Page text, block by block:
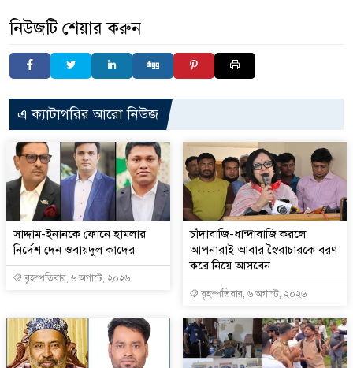
নিউজটি শেয়ার করুন
এ ক্যাটাগরির আরো নিউজ
সাদ্দাম-ইনানকে ফোনে হামলার
নির্দেশ দেন ওবায়দুল কাদের
বৃহস্পতিবার, ৬ অগাস্ট, ২০২৬
চাঁদাবাজি-ধান্দাবাজি করলে
আপনারাই আবার স্বৈরাচারকে বরণ
করে নিয়ে আসবেন
বৃহস্পতিবার, ৬ অগাস্ট, ২০২৬